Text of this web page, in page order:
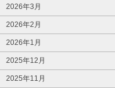
2026年3月
2026年2月
2026年1月
2025年12月
2025年11月